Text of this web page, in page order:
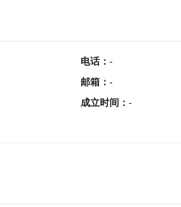
电话： -
邮箱 ： -
成立时间 ： -